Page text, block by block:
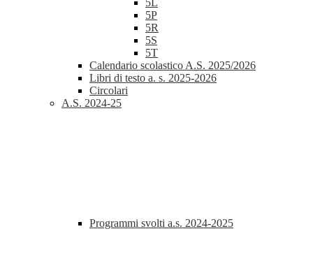
5L
5P
5R
5S
5T
Calendario scolastico A.S. 2025/2026
Libri di testo a. s. 2025-2026
Circolari
A.S. 2024-25
Programmi svolti a.s. 2024-2025